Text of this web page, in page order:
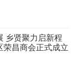
乡贤聚力启新程
荣昌商会正式成立